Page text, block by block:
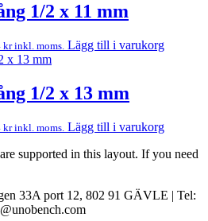
1/2 x 11 mm
krinkl. moms. Lägg till i varukorg
1/2 x 13 mm
krinkl. moms. Lägg till i varukorg
supported in this layout. If you need
33A port 12, 802 91 GÄVLE | Tel: